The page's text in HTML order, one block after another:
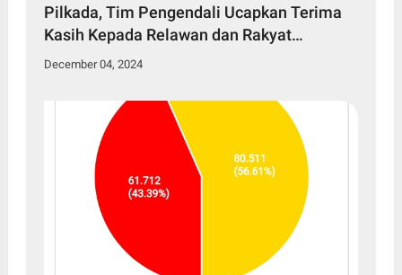
Pilkada, Tim Pengendali Ucapkan Terima
Kasih Kepada Relawan dan Rakyat
Soppeng
December 04, 2024